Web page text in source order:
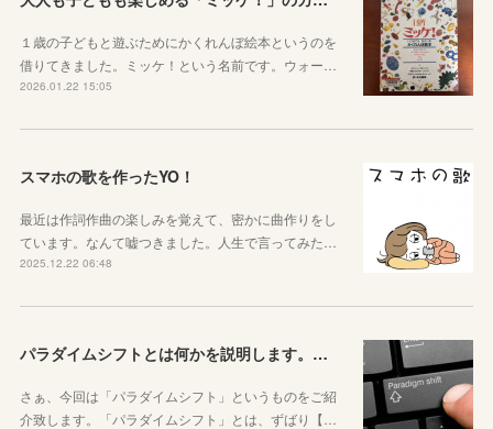
１歳の子どもと遊ぶためにかくれんぼ絵本というのを
借りてきました。ミッケ！という名前です。ウォー…
2026.01.22 15:05
スマホの歌を作ったYO！
最近は作詞作曲の楽しみを覚えて、密かに曲作りをし
ています。なんて嘘つきました。人生で言ってみた…
2025.12.22 06:48
パラダイムシフトとは何かを説明します。あなたも使ってみましょう
さぁ、今回は「パラダイムシフト」というものをご紹
介致します。「パラダイムシフト」とは、ずばり【…